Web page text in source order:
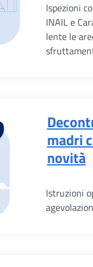
Ispezioni
INAIL e
lente le
madri
novità
Istruzioni